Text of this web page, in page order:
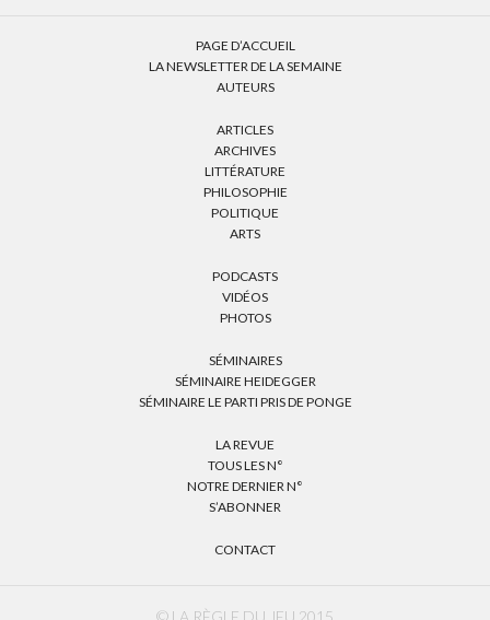
PAGE D’ACCUEIL
LA NEWSLETTER DE LA SEMAINE
AUTEURS
ARTICLES
ARCHIVES
LITTÉRATURE
PHILOSOPHIE
POLITIQUE
ARTS
PODCASTS
VIDÉOS
PHOTOS
SÉMINAIRES
SÉMINAIRE HEIDEGGER
SÉMINAIRE LE PARTI PRIS DE PONGE
LA REVUE
TOUS LES N°
NOTRE DERNIER N°
S’ABONNER
CONTACT
© LA RÈGLE DU JEU 2015